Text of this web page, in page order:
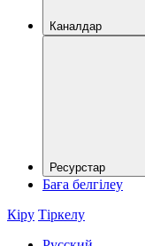
Каналдар
Ресурстар
Баға белгілеу
Кіру Тіркелу